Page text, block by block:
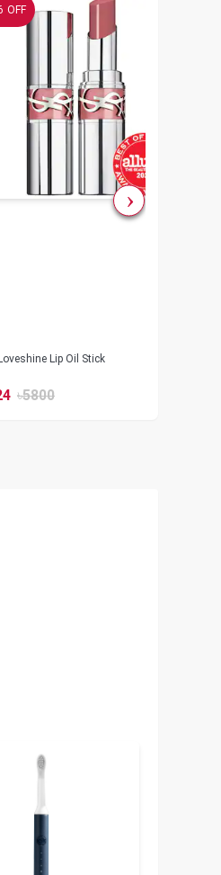
OFF
Lip Oil Stick
৳5800